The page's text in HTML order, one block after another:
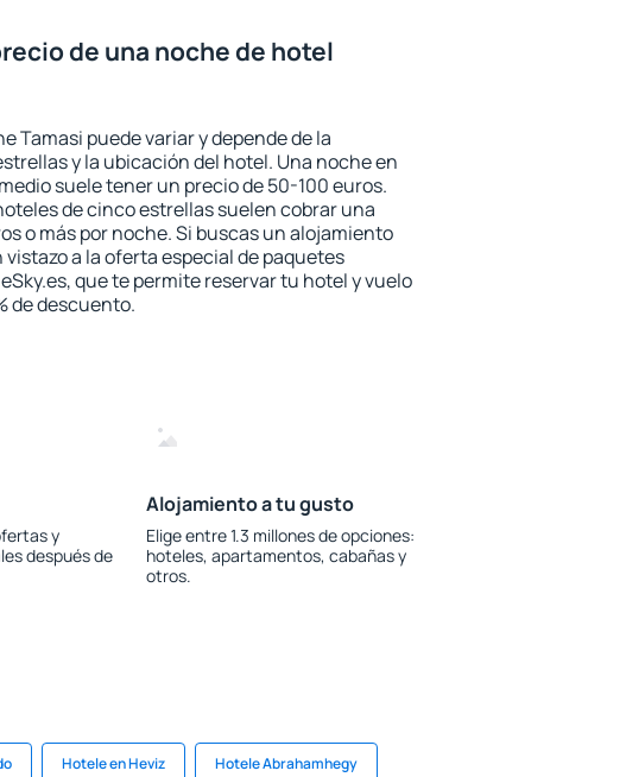
de una noche de hotel
Tamasi puede variar y depende de la
y la ubicación del hotel. Una noche en
suele tener un precio de 50-100 euros.
de cinco estrellas suelen cobrar una
o más por noche. Si buscas un alojamiento
a la oferta especial de paquetes
eSky.es, que te permite reservar tu hotel y vuelo
de descuento.
y
después de
Alojamiento a tu gusto
Elige entre 1.3 millones de opciones:
hoteles, apartamentos, cabañas y
otros.
Hotele en Heviz Hotele Abrahamhegy